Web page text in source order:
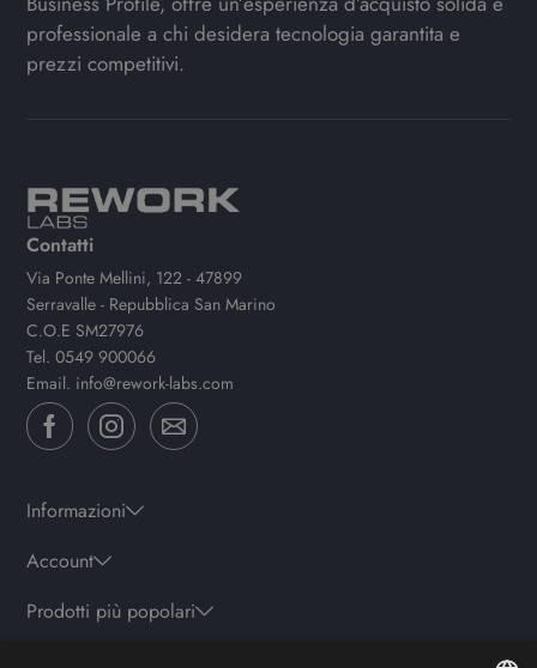
professionale a chi desidera tecnologia garantita e
prezzi competitivi.
Contatti
Via Ponte Mellini, 122 - 47899
Serravalle - Repubblica San Marino
C.O.E SM27976
Tel.0549 900066
Email. info@rework-labs.com
Informazioni
Account
Prodotti più popolari